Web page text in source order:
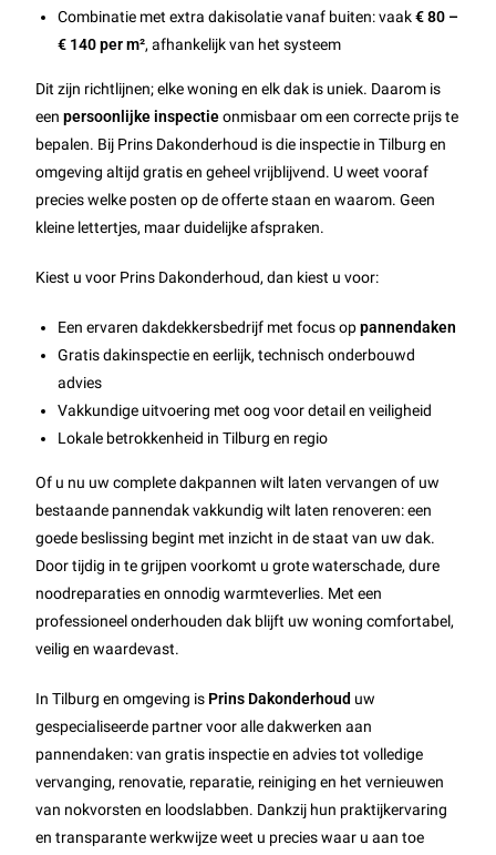
Combinatie met extra dakisolatie vanaf buiten: vaak€ 80 –
€ 140 per m², afhankelijk van het systeem
Dit zijn richtlijnen; elke woning en elk dak is uniek. Daarom is
eenpersoonlijke inspectieonmisbaar om een correcte prijs te
bepalen. Bij Prins Dakonderhoud is die inspectie in Tilburg en
omgeving altijd gratis en geheel vrijblijvend. U weet vooraf
precies welke posten op de offerte staan en waarom. Geen
kleine lettertjes, maar duidelijke afspraken.
Kiest u voor Prins Dakonderhoud, dan kiest u voor:
Een ervaren dakdekkersbedrijf met focus oppannendaken
Gratis dakinspectie en eerlijk, technisch onderbouwd
advies
Vakkundige uitvoering met oog voor detail en veiligheid
Lokale betrokkenheid in Tilburg en regio
Of u nu uw complete dakpannen wilt laten vervangen of uw
bestaande pannendak vakkundig wilt laten renoveren: een
goede beslissing begint met inzicht in de staat van uw dak.
Door tijdig in te grijpen voorkomt u grote waterschade, dure
noodreparaties en onnodig warmteverlies. Met een
professioneel onderhouden dak blijft uw woning comfortabel,
veilig en waardevast.
In Tilburg en omgeving is Prins Dakonderhoud uw
gespecialiseerde partner voor alle dakwerken aan
pannendaken: van gratis inspectie en advies tot volledige
vervanging, renovatie, reparatie, reiniging en het vernieuwen
van nokvorsten en loodslabben. Dankzij hun praktijkervaring
en transparante werkwijze weet u precies waar u aan toe